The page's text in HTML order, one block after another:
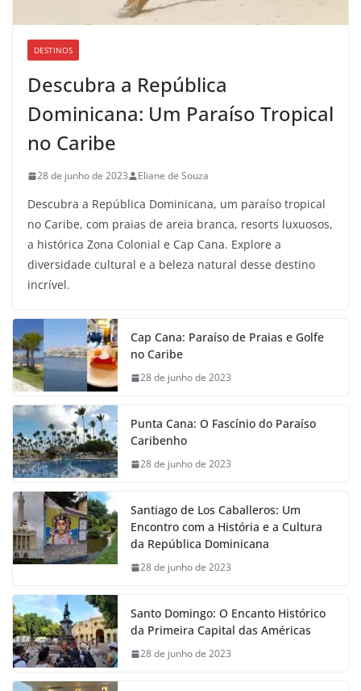
DESTINOS
Descubra a República
Dominicana: Um Paraíso Tropical
no Caribe
28 de junho de 2023 Eliane de Souza
Descubra a República Dominicana, um paraíso tropical
no Caribe, com praias de areia branca, resorts luxuosos,
a histórica Zona Colonial e Cap Cana. Explore a
diversidade cultural e a beleza natural desse destino
incrível.
Cap Cana: Paraíso de Praias e Golfe
no Caribe
28 de junho de 2023
Punta Cana: O Fascínio do Paraíso
Caribenho
28 de junho de 2023
Santiago de Los Caballeros: Um
Encontro com a História e a Cultura
da República Dominicana
28 de junho de 2023
Santo Domingo: O Encanto Histórico
da Primeira Capital das Américas
28 de junho de 2023